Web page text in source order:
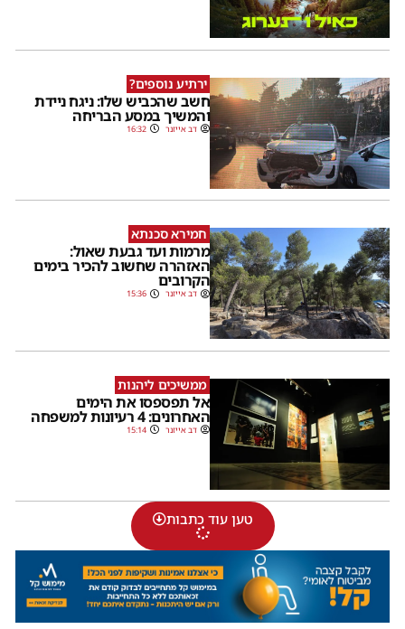
ירתיע נוספים?
חשב שהכביש שלו: ניגח ניידת
והמשיך במסע הבריחה
דב אייזנר 16:32
חמירא סכנתא
מרמות ועד גבעת שאול:
האזהרה שחשוב להכיר בימים
הקרובים
דב אייזנר 15:36
ממשיכים ליהנות
אל תפספסו את הימים
האחרונים: 4 רעיונות למשפחה
דב אייזנר 15:14
טען עוד כתבות